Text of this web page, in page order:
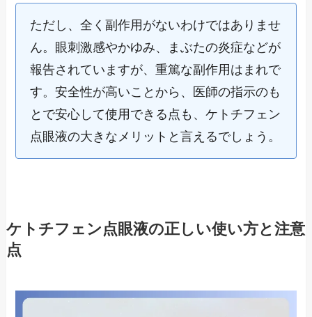
ただし、全く副作用がないわけではありませ
ん。眼刺激感やかゆみ、まぶたの炎症などが
報告されていますが、重篤な副作用はまれで
す。安全性が高いことから、医師の指示のも
とで安心して使用できる点も、ケトチフェン
点眼液の大きなメリットと言えるでしょう。
ケトチフェン点眼液の正しい使い方と注意
点